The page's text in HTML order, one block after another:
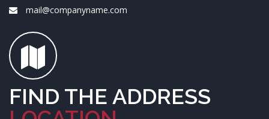
mail@companyname.com
FIND THE ADDRESS